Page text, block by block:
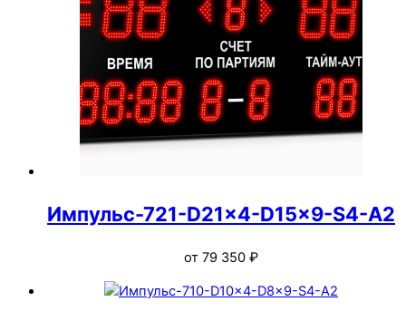
Импульс-721-D21x4-D15x9-S4-A2
от 79 350 ₽